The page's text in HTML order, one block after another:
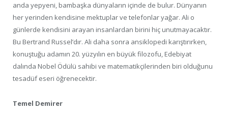
anda yepyeni, bambaşka dünyaların içinde de bulur. Dünyanın
her yerinden kendisine mektuplar ve telefonlar yağar. Ali o
günlerde kendisini arayan insanlardan birini hiç unutmayacaktır.
Bu Bertrand Russel’dır. Ali daha sonra ansiklopedi karıştırırken,
konuştuğu adamın 20. yüzyılın en büyük filozofu, Edebiyat
dalında Nobel Ödülü sahibi ve matematikçilerinden biri olduğunu
tesadüf eseri öğrenecektir.
Temel Demirer